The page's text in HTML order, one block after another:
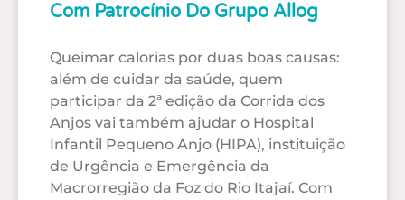
Com Patrocínio Do Grupo Allog
Queimar calorias por duas boas causas:
além de cuidar da saúde, quem
participar da 2ª edição da Corrida dos
Anjos vai também ajudar o Hospital
Infantil Pequeno Anjo (HIPA), instituição
de Urgência e Emergência da
Macrorregião da Foz do Rio Itajaí. Com